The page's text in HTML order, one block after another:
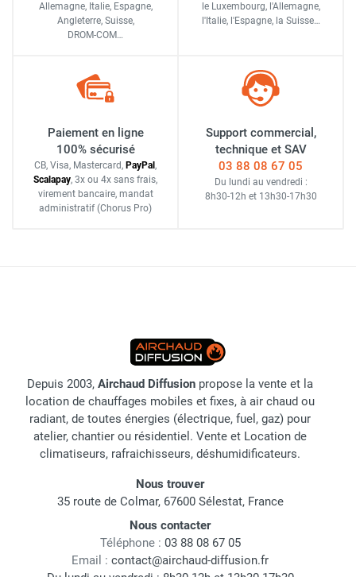
Allemagne, Italie, Espagne,
Angleterre, Suisse,
DROM-COM…
le Luxembourg, l'Allemagne,
l'Italie, l'Espagne, la Suisse…
Paiement en ligne
100% sécurisé
CB, Visa, Mastercard, PayPal ,
Scalapay, 3x ou 4x sans frais,
virement bancaire, mandat
administratif (Chorus Pro)
Support commercial,
technique et SAV
03 88 08 67 05
Du lundi au vendredi :
8h30-12h et 13h30-17h30
Depuis 2003, Airchaud Diffusion propose la vente et la
location de chauffages mobiles et fixes, à air chaud ou
radiant, de toutes énergies (électrique, fuel, gaz) pour
atelier, chantier ou résidentiel. Vente et Location de
climatiseurs, rafraichisseurs, déshumidificateurs.
Nous trouver
35 route de Colmar, 67600 Sélestat, France
Nous contacter
Téléphone : 03 88 08 67 05
Email : contact@airchaud-diffusion.fr